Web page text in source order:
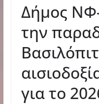
Δήμος
την
για το